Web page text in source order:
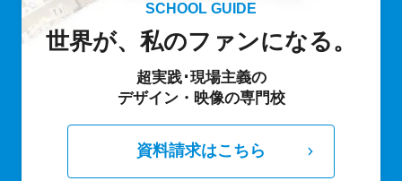
SCHOOL GUIDE
世界が、私のファンになる。
超実践･現場主義の
デザイン・映像の専門校
資料請求はこちら